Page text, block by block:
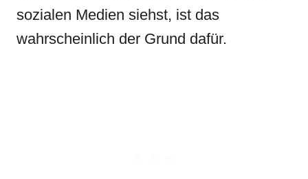
sozialen Medien siehst, ist das
wahrscheinlich der Grund dafür.